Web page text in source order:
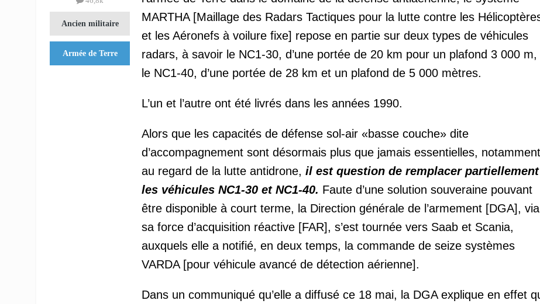
Ancien militaire
Armée de Terre
MARTHA [Maillage des Radars Tactiques pour la lutte contre les
et les Aéronefs à voilure fixe] repose en partie sur deux types de véhicules
radars, à savoir le NC1-30, d’une portée de 20 km pour un plafond 3 000 m,
le NC1-40, d’une portée de 28 km et un plafond de 5 000 mètres.
L’un et l’autre ont été livrés dans les années 1990.
Alors que les capacités de défense sol-air «basse couche» dite
d’accompagnement sont désormais plus que jamais essentielles, notamment
au regard de la lutte antidrone, il est question de remplacer partiellement
les véhicules NC1-30 et NC1-40. Faute d’une solution souveraine pouvant
être disponible à court terme, la Direction générale de l’armement [DGA], via
sa force d’acquisition réactive [FAR], s’est tournée vers Saab et Scania,
auxquels elle a notifié, en deux temps, la commande de seize systèmes
VARDA [pour véhicule avancé de détection aérienne].
Dans un communiqué qu’elle a diffusé ce 18 mai, la DGA explique en effet